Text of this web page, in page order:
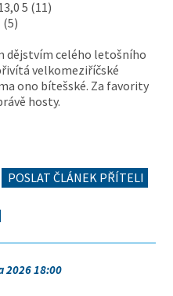
5 (11)
(5)
dějstvím celého letošního
velkomeziříčské
ono bítešské. Za favority
hosty.
POSLAT ČLÁNEK PŘÍTELI
2026 18:00